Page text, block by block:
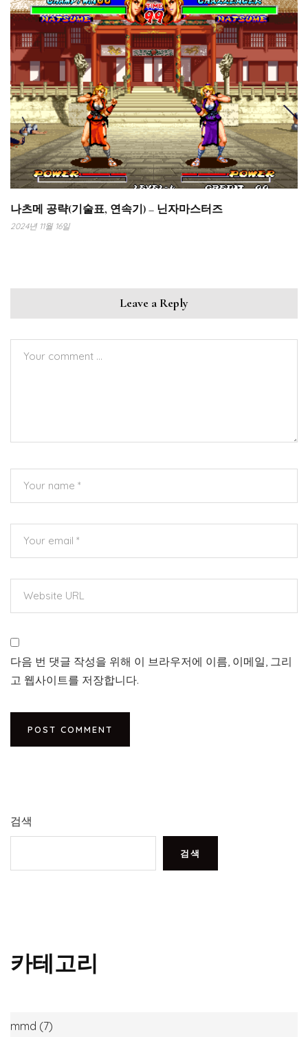
나츠메 공략(기술표, 연속기) – 닌자마스터즈
2024년 11월 16일
Leave a Reply
다음 번 댓글 작성을 위해 이 브라우저에 이름, 이메일, 그리
고 웹사이트를 저장합니다.
검색
검색
카테고리
mmd (7)